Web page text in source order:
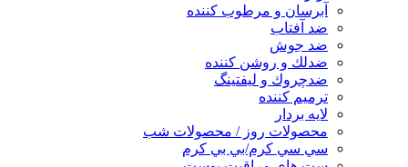
آبرسان و مرطوب كننده
ضد آفتاب
ضد جوش
ضدلك و روشن كننده
ضدچروك و ليفتينگ
ترميم كننده
لايه بردار
محصولات روز / محصولات شب
سي سي كرم/بي بي كرم